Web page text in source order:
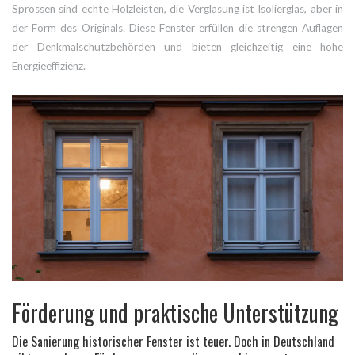
Sprossen sind echte Holzleisten, die Verglasung ist Isolierglas, aber in
der Form des Originals. Diese Fenster erfüllen die strengen Auflagen
der Denkmalschutzbehörden und bieten gleichzeitig eine hohe
Energieeffizienz.
Förderung und praktische Unterstützung
Die Sanierung historischer Fenster ist teuer. Doch in Deutschland